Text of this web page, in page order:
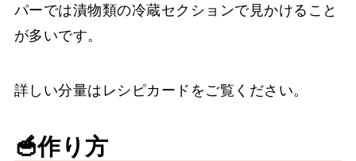
パーでは漬物類の冷蔵セクションで見かけること
が多いです。
詳しい分量はレシピカードをご覧ください。
🥣作り方